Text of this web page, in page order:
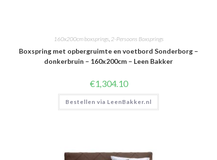
160x200cm boxsprings 2-Persoons Boxsprings
Boxspring met opbergruimte en voetbord Sonderborg –
donkerbruin – 160x200cm – Leen Bakker
€1,304.10
Bestellen via LeenBakker.nl